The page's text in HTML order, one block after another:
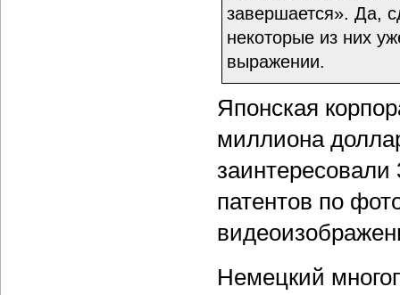
завершается». Да,
некоторые из них
выражении.
Японская
миллиона
патентов по
Немецкий